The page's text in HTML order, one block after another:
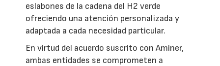
eslabones de la cadena del H2 verde
ofreciendo una atención personalizada y
adaptada a cada necesidad particular.
En virtud del acuerdo suscrito con Aminer,
ambas entidades se comprometen a